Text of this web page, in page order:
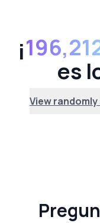
¡
es
View